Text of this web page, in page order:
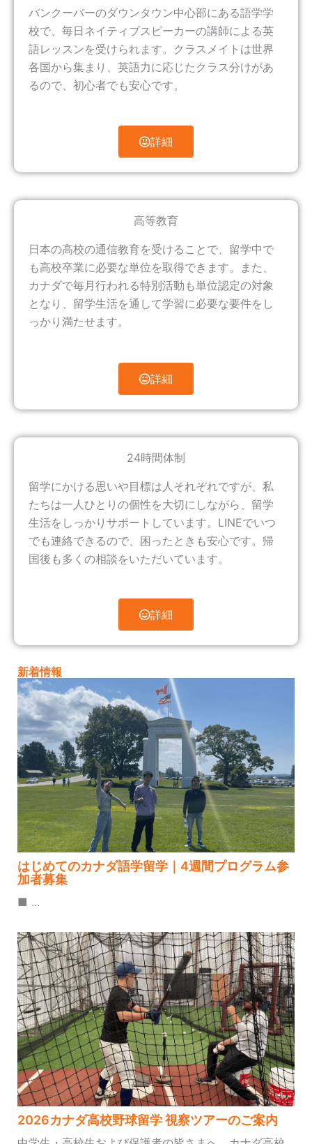
バンクーバーのダウンタウン中心部にある語学学
校で、毎日ネイティブスピーカーの講師による英
語レッスンを受けられます。クラスメイトは世界
各国から集まり、英語力に応じたクラス分けがあ
るので、初心者でも安心です。
詳細
高等教育
日本の高校の通信教育を受けることで、留学中で
も高校卒業に必要な単位を取得できます。また、
カナダで毎月行われる特別活動も単位認定の対象
となり、留学生活を通して学習に必要な要件をし
っかり満たせます。
詳細
24時間体制
留学にかける思いや目標は人それぞれですが、私
たちは一人ひとりの個性を大切にしながら、留学
生活をしっかりサポートしています。LINEでいつ
でも連絡できるので、困ったときも安心です。帰
国後も多くの相談をいただいています。
詳細
新着情報
はじめてのカナダ語学留学｜4週間プログラム参
加者募集
■ ...
2026カナダ高校野球留学 視察ツアーのご案内